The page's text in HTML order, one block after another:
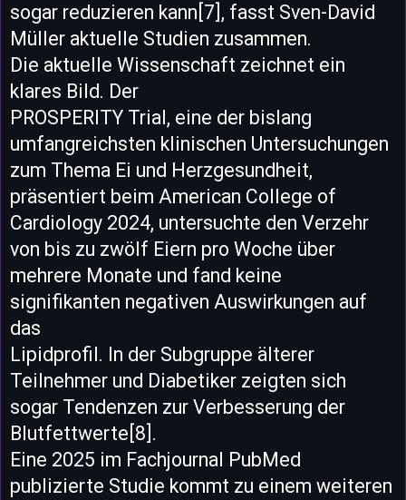
sogar reduzieren kann[7], fasst Sven-David
Müller aktuelle Studien zusammen.
Die aktuelle Wissenschaft zeichnet ein
klares Bild. Der
PROSPERITY Trial, eine der bislang
umfangreichsten klinischen Untersuchungen
zum Thema Ei und Herzgesundheit,
präsentiert beim American College of
Cardiology 2024, untersuchte den Verzehr
von bis zu zwölf Eiern pro Woche über
mehrere Monate und fand keine
signifikanten negativen Auswirkungen auf
das
Lipidprofil. In der Subgruppe älterer
Teilnehmer und Diabetiker zeigten sich
sogar Tendenzen zur Verbesserung der
Blutfettwerte[8].
Eine 2025 im Fachjournal PubMed
publizierte Studie kommt zu einem weiteren